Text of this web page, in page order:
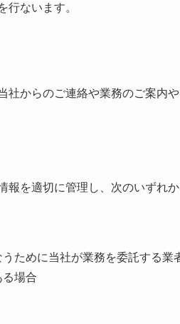
行ないます。
社からのご連絡や業務のご案内
報を適切に管理し、次のいずれ
ために当社が業務を委託する業
場合